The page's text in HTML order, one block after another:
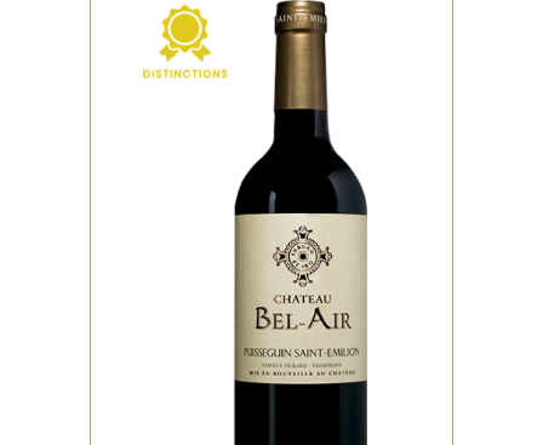
DISTINCTIONS
VIEILLI EN FÛT DE CHÊNE
Le village de Puisseguin se
dresse sur le plateau
calcaire dans la continuité
de Saint-Emilion. Ce